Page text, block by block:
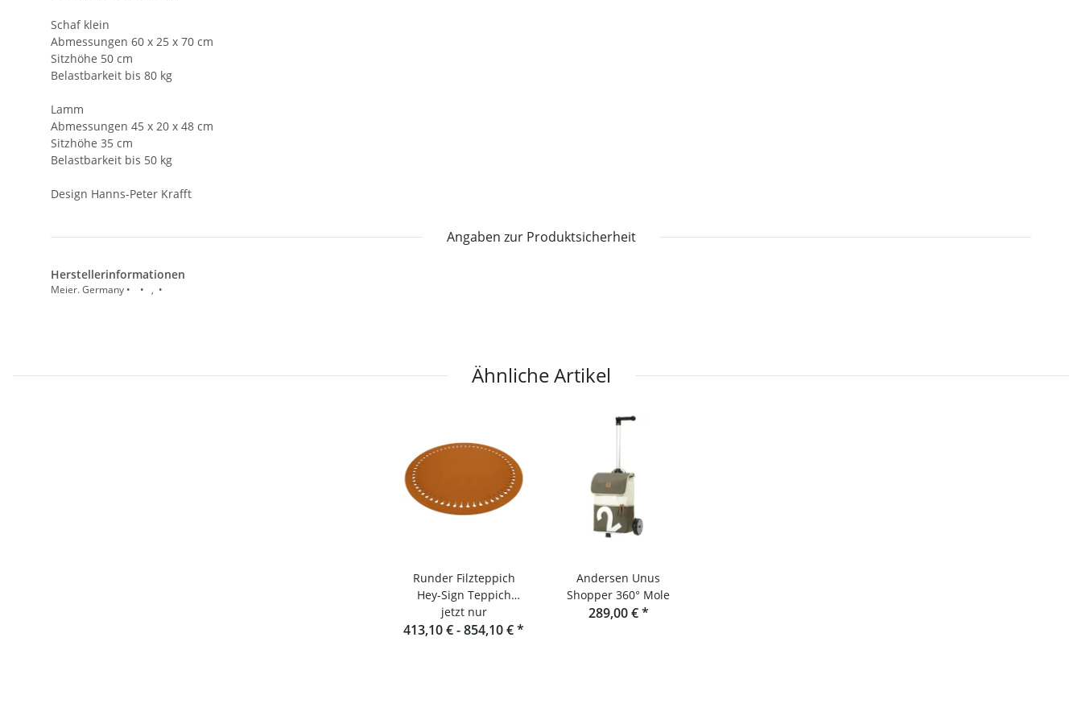
Schaf klein
Abmessungen 60 x 25 x 70 cm
Sitzhöhe 50 cm
Belastbarkeit bis 80 kg
Lamm
Abmessungen 45 x 20 x 48 cm
Sitzhöhe 35 cm
Belastbarkeit bis 50 kg
Design Hanns-Peter Krafft
Angaben zur Produktsicherheit
Herstellerinformationen
Meier. Germany • • , •
Ähnliche Artikel
Runder Filzteppich
Hey-Sign Teppich
Pappus
jetzt nur
413,10 € -854,10 €*
Andersen Unus
Shopper 360° Mole
289,00 €*